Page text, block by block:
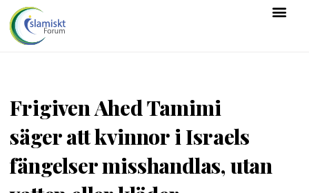
Frigiven Ahed Tamimi
säger att kvinnor i Israels
fängelser misshandlas, utan